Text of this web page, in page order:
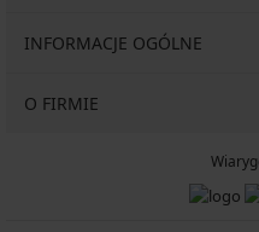
INFORMACJE OGÓLNE
O FIRMIE